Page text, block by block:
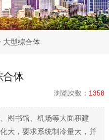
大型综合体
合体
浏览次数： 1358
图书馆、机场等大面积建
大，要求系统制冷量大，并